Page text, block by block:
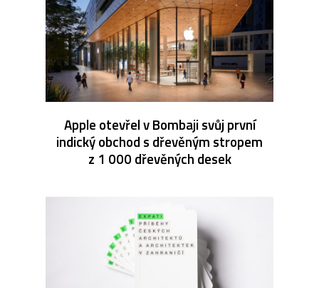
Apple otevřel v Bombaji svůj první
indický obchod s dřevěným stropem
z 1 000 dřevěných desek